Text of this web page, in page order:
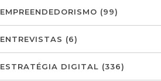
EMPREENDEDORISMO (99)
ENTREVISTAS (6)
ESTRATÉGIA DIGITAL (336)